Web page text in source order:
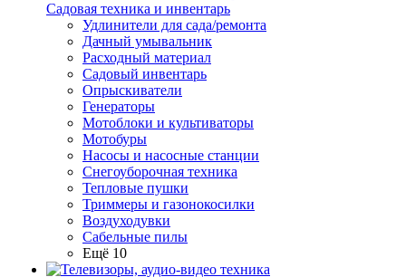
Садовая техника и инвентарь
Удлинители для сада/ремонта
Дачный умывальник
Расходный материал
Садовый инвентарь
Опрыскиватели
Генераторы
Мотоблоки и культиваторы
Мотобуры
Насосы и насосные станции
Снегоуборочная техника
Тепловые пушки
Триммеры и газонокосилки
Воздуходувки
Сабельные пилы
Ещё 10